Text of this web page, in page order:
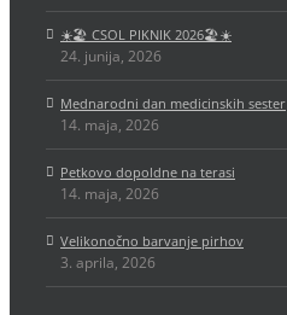
☀️🏖️ CSOL PIKNIK 2026🏖️☀️
24. junija, 2026
Mednarodni dan medicinskih sester
14. maja, 2026
Petkovo dopoldne na terasi
14. maja, 2026
Velikonočno barvanje pirhov
3. aprila, 2026